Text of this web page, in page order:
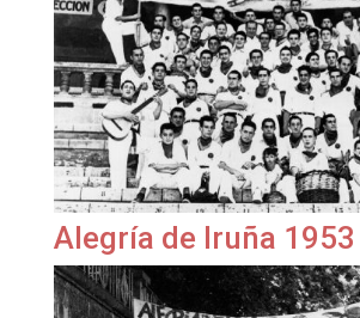
Alegría de Iruña 1953